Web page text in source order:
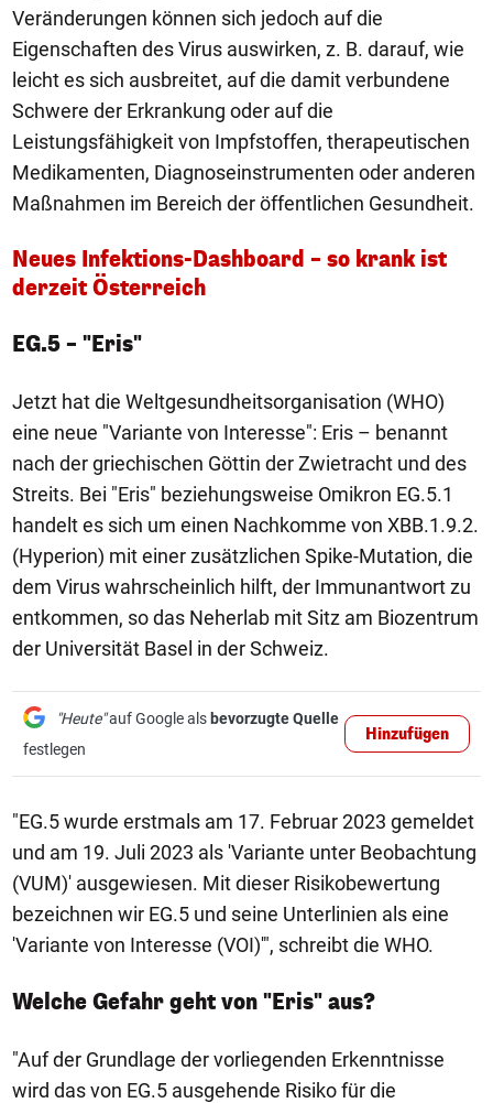
Veränderungen können sich jedoch auf die
Eigenschaften des Virus auswirken, z. B. darauf, wie
leicht es sich ausbreitet, auf die damit verbundene
Schwere der Erkrankung oder auf die
Leistungsfähigkeit von Impfstoffen, therapeutischen
Medikamenten, Diagnoseinstrumenten oder anderen
Maßnahmen im Bereich der öffentlichen Gesundheit.
Neues Infektions-Dashboard – so krank ist
derzeit Österreich
EG.5 – "Eris"
Jetzt hat die Weltgesundheitsorganisation (WHO)
eine neue "Variante von Interesse": Eris – benannt
nach der griechischen Göttin der Zwietracht und des
Streits. Bei "Eris" beziehungsweise Omikron EG.5.1
handelt es sich um einen Nachkomme von XBB.1.9.2.
(Hyperion) mit einer zusätzlichen Spike-Mutation, die
dem Virus wahrscheinlich hilft, der Immunantwort zu
entkommen, so das Neherlab mit Sitz am Biozentrum
der Universität Basel in der Schweiz.
"Heute"auf Google als bevorzugte Quelle
festlegen
Hinzufügen
"EG.5 wurde erstmals am 17. Februar 2023 gemeldet
und am 19. Juli 2023 als 'Variante unter Beobachtung
(VUM)' ausgewiesen. Mit dieser Risikobewertung
bezeichnen wir EG.5 und seine Unterlinien als eine
'Variante von Interesse (VOI)'", schreibt die WHO.
Welche Gefahr geht von "Eris" aus?
"Auf der Grundlage der vorliegenden Erkenntnisse
wird das von EG.5 ausgehende Risiko für die